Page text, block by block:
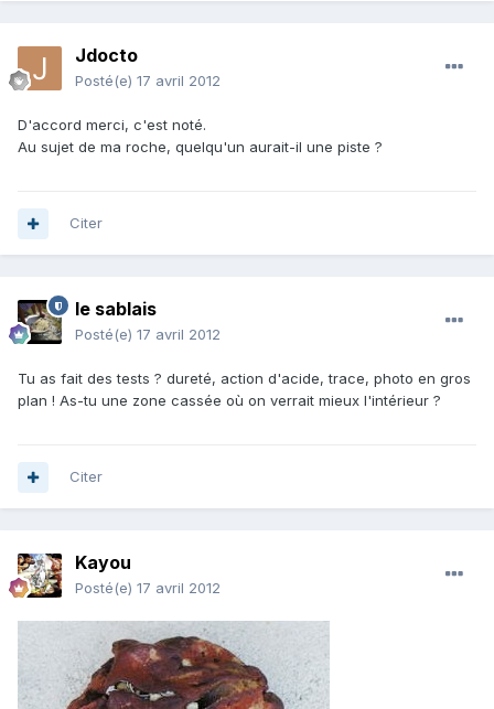
Jdocto
Posté(e) 17 avril 2012
D'accord merci, c'est noté.
Au sujet de ma roche, quelqu'un aurait-il une piste ?
Citer
le sablais
Posté(e) 17 avril 2012
Tu as fait des tests ? dureté, action d'acide, trace, photo en gros
plan ! As-tu une zone cassée où on verrait mieux l'intérieur ?
Citer
Kayou
Posté(e) 17 avril 2012